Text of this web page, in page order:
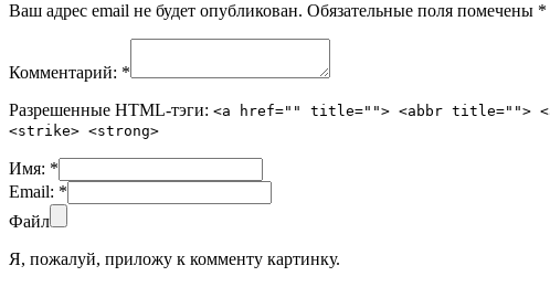
Ваш адрес email не будет опубликован. Обязательные поля помечены *
Комментарий: *
Разрешенные HTML-тэги: <a href="" title=""> <abbr title="">
<strike> <strong>
Имя: *
Email: *
Файл
Я, пожалуй, приложу к комменту картинку.